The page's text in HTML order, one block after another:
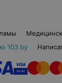
103.by